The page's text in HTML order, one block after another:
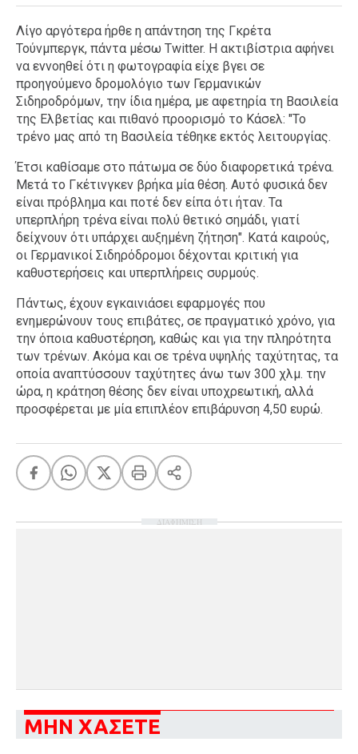
Λίγο αργότερα ήρθε η απάντηση της Γκρέτα
Τούνμπεργκ, πάντα μέσω Twitter. Η ακτιβίστρια αφήνει
να εννοηθεί ότι η φωτογραφία είχε βγει σε
προηγούμενο δρομολόγιο των Γερμανικών
Σιδηροδρόμων, την ίδια ημέρα, με αφετηρία τη Βασιλεία
της Ελβετίας και πιθανό προορισμό το Κάσελ: "Το
τρένο μας από τη Βασιλεία τέθηκε εκτός λειτουργίας.
Έτσι καθίσαμε στο πάτωμα σε δύο διαφορετικά τρένα.
Μετά το Γκέτινγκεν βρήκα μία θέση. Αυτό φυσικά δεν
είναι πρόβλημα και ποτέ δεν είπα ότι ήταν. Τα
υπερπλήρη τρένα είναι πολύ θετικό σημάδι, γιατί
δείχνουν ότι υπάρχει αυξημένη ζήτηση". Κατά καιρούς,
οι Γερμανικοί Σιδηρόδρομοι δέχονται κριτική για
καθυστερήσεις και υπερπλήρεις συρμούς.
Πάντως, έχουν εγκαινιάσει εφαρμογές που
ενημερώνουν τους επιβάτες, σε πραγματικό χρόνο, για
την όποια καθυστέρηση, καθώς και για την πληρότητα
των τρένων. Ακόμα και σε τρένα υψηλής ταχύτητας, τα
οποία αναπτύσσουν ταχύτητες άνω των 300 χλμ. την
ώρα, η κράτηση θέσης δεν είναι υποχρεωτική, αλλά
προσφέρεται με μία επιπλέον επιβάρυνση 4,50 ευρώ.
ΔΙΑΦΗΜΙΣΗ
ΜΗΝ ΧΑΣΕΤΕ